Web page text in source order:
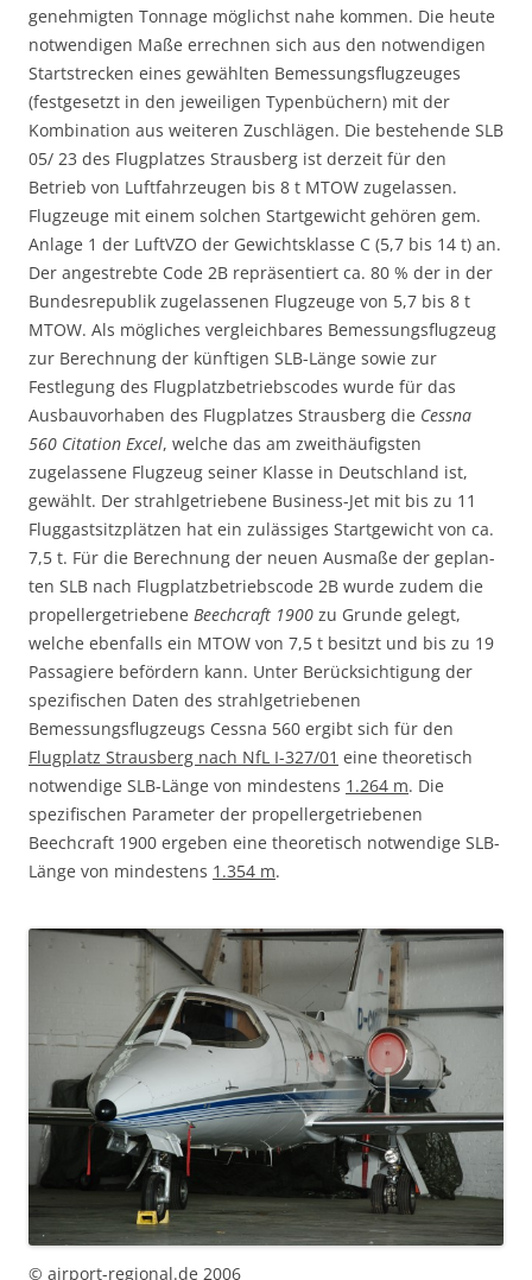
genehmigten Tonnage möglichst nahe kommen. Die heute
notwendigen Maße errechnen sich aus den notwendigen
Startstrecken eines gewählten Bemessungsflugzeuges
(festgesetzt in den jeweiligen Typenbüchern) mit der
Kombination aus weiteren Zuschlägen. Die bestehende SLB
05/ 23 des Flugplatzes Strausberg ist derzeit für den
Betrieb von Luftfahrzeugen bis 8 t MTOW zugelassen.
Flugzeuge mit einem solchen Startgewicht gehören gem.
Anlage 1 der LuftVZO der Gewichtsklasse C (5,7 bis 14 t) an.
Der angestrebte Code 2B repräsentiert ca. 80 % der in der
Bundesrepublik zugelassenen Flugzeuge von 5,7 bis 8 t
MTOW. Als mögliches vergleichbares Bemessungsflugzeug
zur Berechnung der künftigen SLB-Länge sowie zur
Festlegung des Flugplatzbetriebscodes wurde für das
Ausbauvorhaben des Flugplatzes Strausberg die Cessna
560 Citation Excel, welche das am zweithäufigsten
zugelassene Flugzeug seiner Klasse in Deutschland ist,
gewählt. Der strahlgetriebene Business-Jet mit bis zu 11
Fluggastsitzplätzen hat ein zulässiges Startgewicht von ca.
7,5 t. Für die Berechnung der neuen Ausmaße der geplan­
ten SLB nach Flugplatzbetriebscode 2B wurde zudem die
propellergetriebene Beechcraft 1900 zu Grunde gelegt,
welche ebenfalls ein MTOW von 7,5 t besitzt und bis zu 19
Passagiere befördern kann. Unter Berücksichtigung der
spezifischen Daten des strahlgetriebenen
Bemessungsflugzeugs Cessna 560 ergibt sich für den
Flugplatz Strausberg nach NfL I-327/01 eine theoretisch
notwendige SLB-Länge von mindestens 1.264 m. Die
spezifischen Parameter der propellergetriebenen
Beechcraft 1900 ergeben eine theoretisch notwendige SLB-
Länge von mindestens 1.354 m.
© airport-regional.de 2006